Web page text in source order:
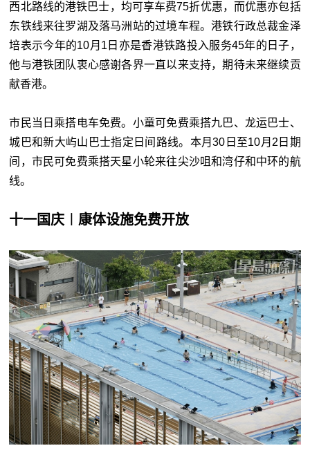
西北路线的港铁巴士，均可享车费75折优惠，而优惠亦包括
东铁线来往罗湖及落马洲站的过境车程。港铁行政总裁金泽
培表示今年的10月1日亦是香港铁路投入服务45年的日子，
他与港铁团队衷心感谢各界一直以来支持，期待未来继续贡
献香港。
市民当日乘搭电车免费。小童可免费乘搭九巴、龙运巴士、
城巴和新大屿山巴士指定日间路线。本月30日至10月2日期
间，市民可免费乘搭天星小轮来往尖沙咀和湾仔和中环的航
线。
十一国庆︱康体设施免费开放